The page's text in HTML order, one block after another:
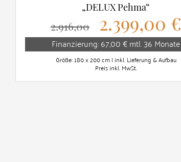
„DELUX Pehma“
2.916,00 2.399,00 €
Finanzierung: 67,00 € mtl. 36 Monate
Größe: 180 x 200 cm | inkl. Lieferung & Aufbau
Preis inkl. MwSt.